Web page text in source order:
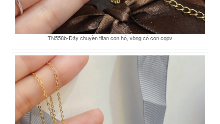
TN558b-Dây chuyền titan con hổ, vòng cổ con cọpv